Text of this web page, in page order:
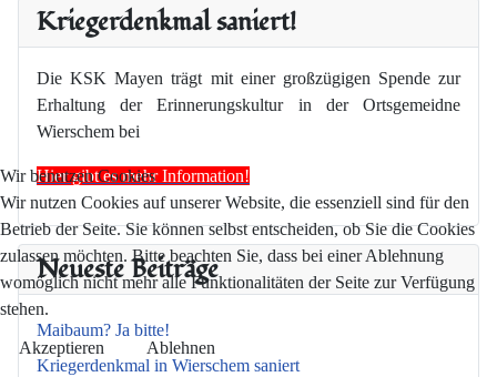
Kriegerdenkmal saniert!
Die KSK Mayen trägt mit einer großzügigen Spende zur
Erhaltung der Erinnerungskultur in der Ortsgemeidne
Wierschem bei
Hier gibt es mehr Information!
Neueste Beiträge
Maibaum? Ja bitte!
Kriegerdenkmal in Wierschem saniert
Wir benutzen Cookies
Wir nutzen Cookies auf unserer Website, die essenziell sind für den
Betrieb der Seite. Sie können selbst entscheiden, ob Sie die Cookies
zulassen möchten. Bitte beachten Sie, dass bei einer Ablehnung
womöglich nicht mehr alle Funktionalitäten der Seite zur Verfügung
stehen.
Akzeptieren Ablehnen